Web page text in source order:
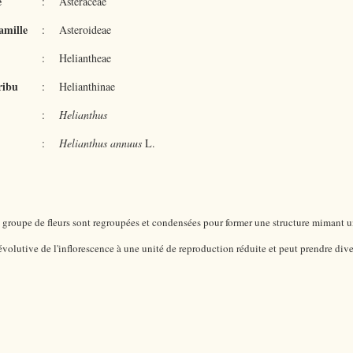
:
Asteroideae
:
Heliantheae
:
Helianthinae
:
Helianthus
:
Helianthus annuusL.
de fleurs sont regroupées et condensées pour former une structure mimant
de l'inflorescence à une unité de reproduction réduite et peut prendre